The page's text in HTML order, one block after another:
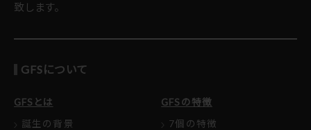
致します。
GFSについて
GFSとは
誕生の背景
GFSの特徴
7個の特徴